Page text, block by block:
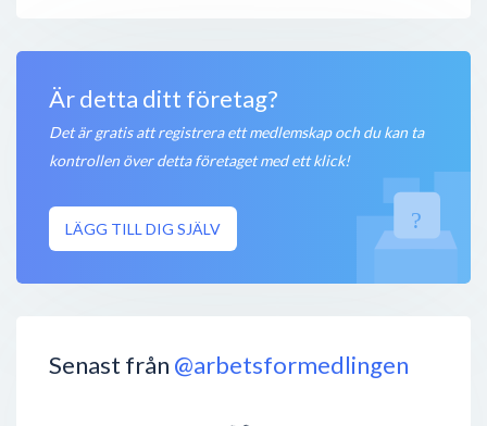
Är detta ditt företag?
Det är gratis att registrera ett medlemskap och du kan ta
kontrollen över detta företaget med ett klick!
LÄGG TILL DIG SJÄLV
Senast från @arbetsformedlingen